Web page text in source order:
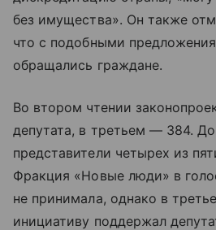
без имущества». Он также
что с подобными
обращались граждане.
Во втором чтении
депутата, в третьем — 384.
представители четырех из
Фракция «Новые люди» в
не принимала, однако в
инициативу поддержал